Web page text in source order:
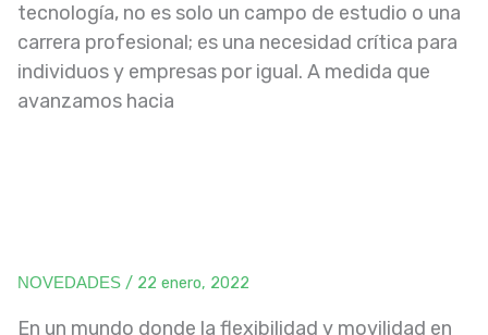
tecnología, no es solo un campo de estudio o una
carrera profesional; es una necesidad crítica para
individuos y empresas por igual. A medida que
avanzamos hacia
NOVEDADES / 22 enero, 2022
En un mundo donde la flexibilidad y movilidad en